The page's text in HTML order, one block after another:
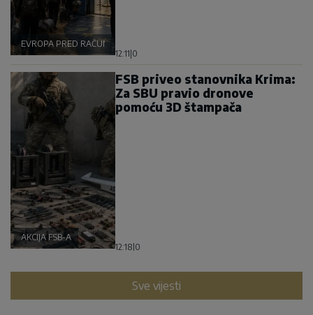
EVROPA PRED RAČUNOM
12:11 0
AKCIJA FSB-A
FSB priveo stanovnika Krima:
Za SBU pravio dronove
pomoću 3D štampača
12:18 0
Sve vijesti